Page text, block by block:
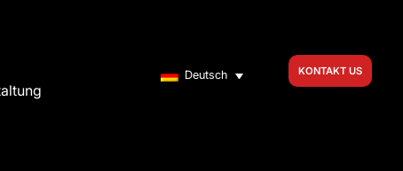
Deutsch KONTAKT US